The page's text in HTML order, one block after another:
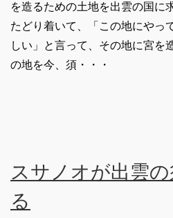
を造るための土地を出雲の国に
たどり着いて、「この地にやっ
しい」と言って、その地に宮を
の地を今、須・・・
スサノオが出雲
る